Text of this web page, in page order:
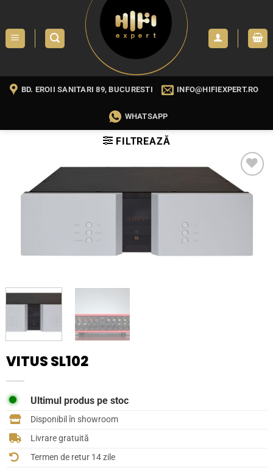
content
BD. EROII SANITARI 89, BUCURESTI INFO@HIFIEXPERT.RO
WHATSAPP
FILTREAZĂ
WISHLIST
VITUS SL102
Ultimul produs pe stoc
Disponibil în showroom
Livrare gratuită
Termen de retur 14 zile